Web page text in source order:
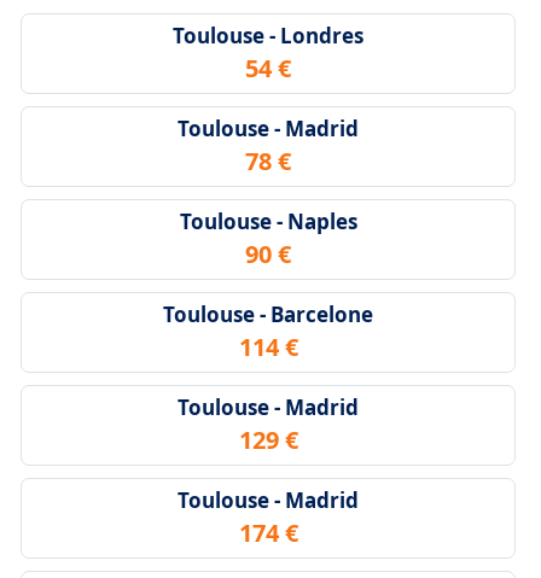
Toulouse - Londres
54 €
Toulouse - Madrid
78 €
Toulouse - Naples
90 €
Toulouse - Barcelone
114 €
Toulouse - Madrid
129 €
Toulouse - Madrid
174 €